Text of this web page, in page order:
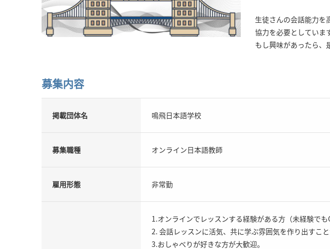
生徒さんの会話能力を
協力を必要としていま
もし興味があったら、
募集内容
掲載団体名 鳴飛日本語学校
募集職種 オンライン日本語教師
雇用形態 非常勤
1.オンラインでレッスンする経験がある方（未経験でも
2. 会話レッスンに活気、共に学ぶ雰囲気を作り出すこ
3.おしゃべりが好きな方が大歓迎。